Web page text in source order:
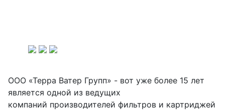
ООО «Терра Ватер Групп» - вот уже более 15 лет
является одной из ведущих
компаний производителей фильтров и картриджей